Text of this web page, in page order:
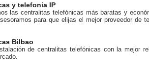
y telefonia IP
las centralitas telefónicas más baratas y
para que elijas el mejor proveedor de
Bilbao
de centralitas telefónicas con la mejor